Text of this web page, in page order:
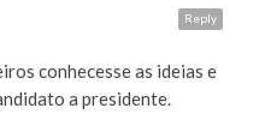
Reply
conhecesse as ideias e
a presidente.